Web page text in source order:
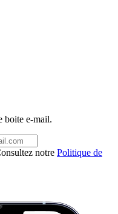
boite e-mail.
notre Politique de